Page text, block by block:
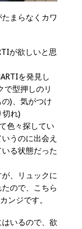
まらなくカワ
が欲しいと思
を発見し
で型押しのリ
)、気がつけ
れ)
色々探してい
うのに出会え
る状態だった
、リュックに
ので、こちら
ンジです。
いるので、欲